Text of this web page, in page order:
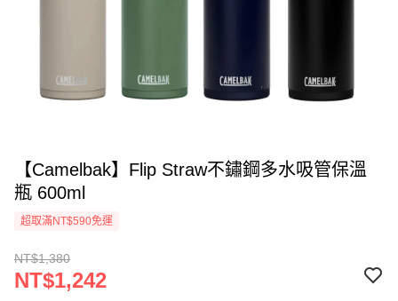
【Camelbak】Flip Straw不鏽鋼多水吸管保溫
瓶 600ml
超取滿NT$590免運
NT$1,380
NT$1,242